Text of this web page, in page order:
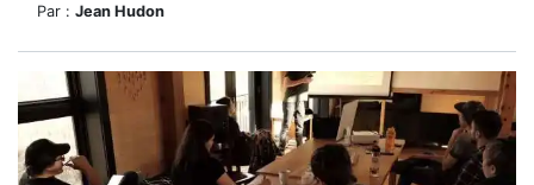
Par : Jean Hudon